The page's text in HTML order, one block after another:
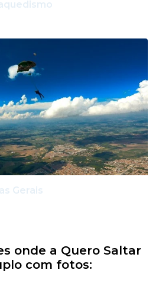
Gerais
onde a Quero Saltar
com fotos: